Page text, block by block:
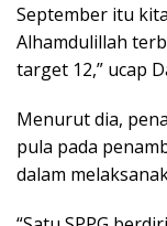
September itu
Alhamdulillah
target 12,” ucap
Menurut dia,
pula pada
dalam